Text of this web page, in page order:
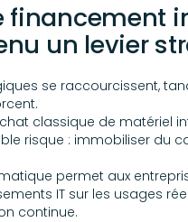
financement
un levier
se raccourcissent,
classique de matériel
risque : immobiliser du
permet aux
IT sur les usages
continue.